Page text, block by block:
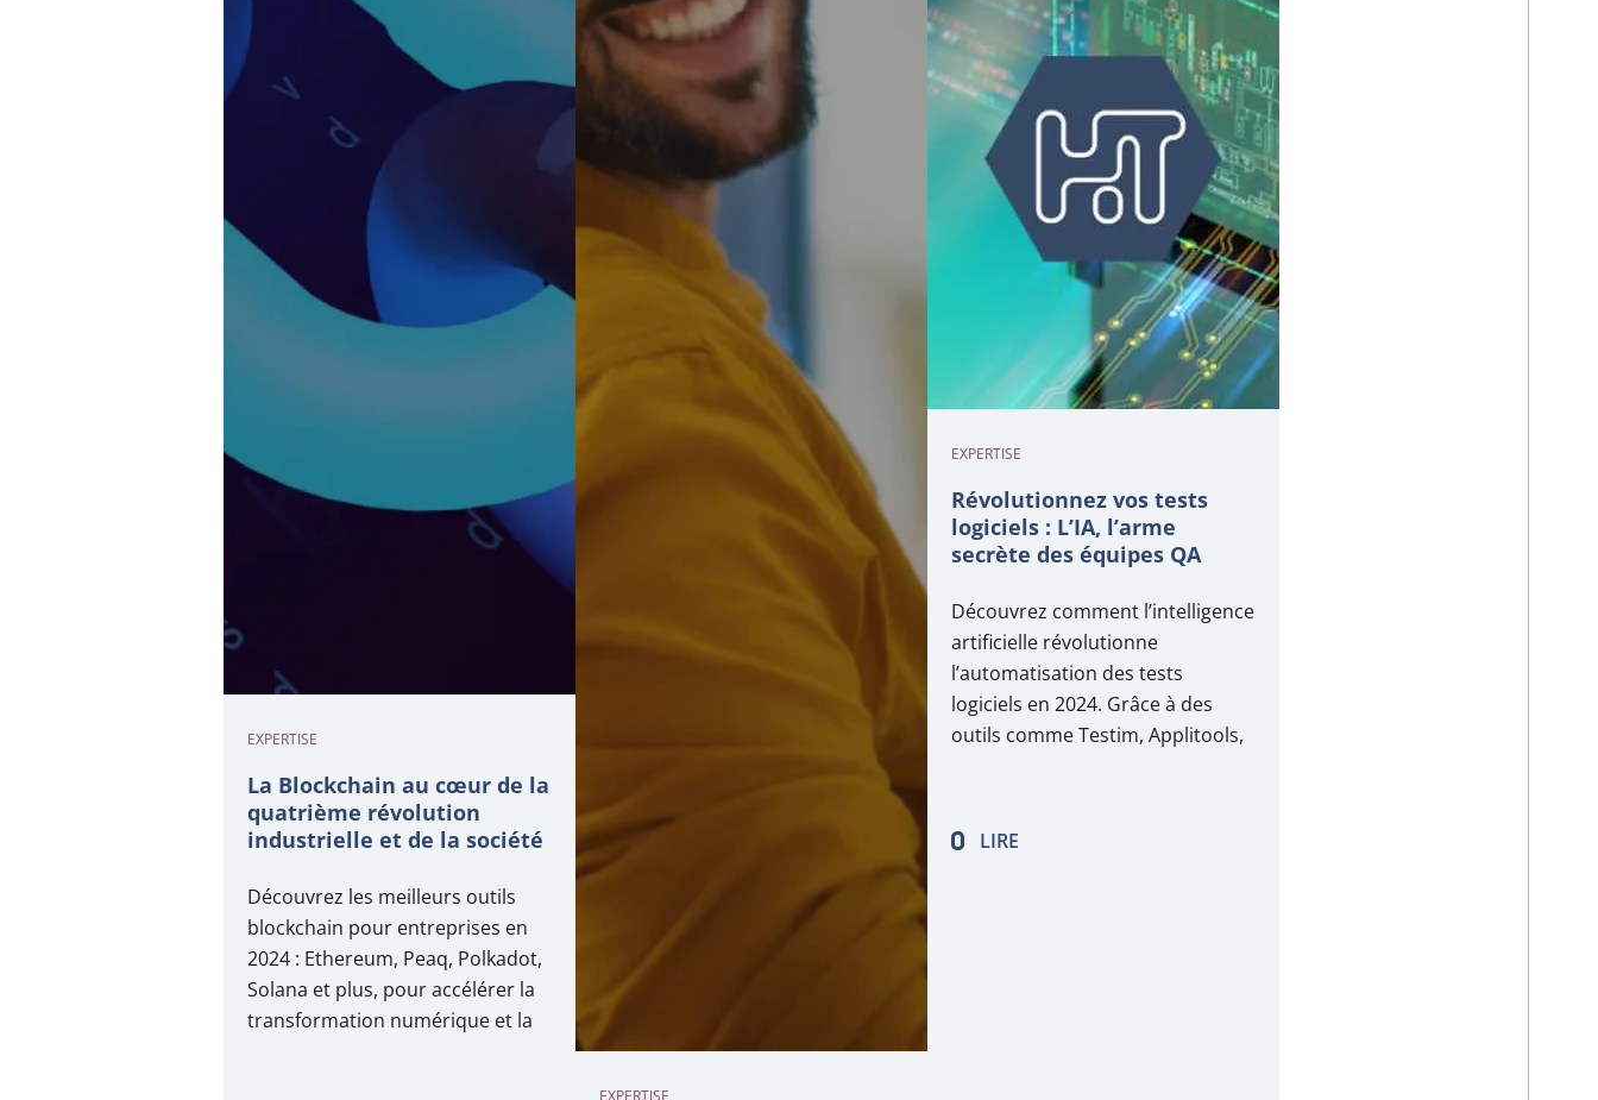
EXPERTISE
La Blockchain au cœur de la
quatrième révolution
industrielle et de la société
Découvrez les meilleurs outils
blockchain pour entreprises en
2024 : Ethereum, Peaq, Polkadot,
Solana et plus, pour accélérer la
transformation numérique et la
EXPERTISE
EXPERTISE
Révolutionnez vos tests
logiciels : L’IA, l’arme
secrète des équipes QA
Découvrez comment l’intelligence
artificielle révolutionne
l’automatisation des tests
logiciels en 2024. Grâce à des
outils comme Testim, Applitools,
test de 50% et améliorer la
qualité des logiciels avec des
LIRE